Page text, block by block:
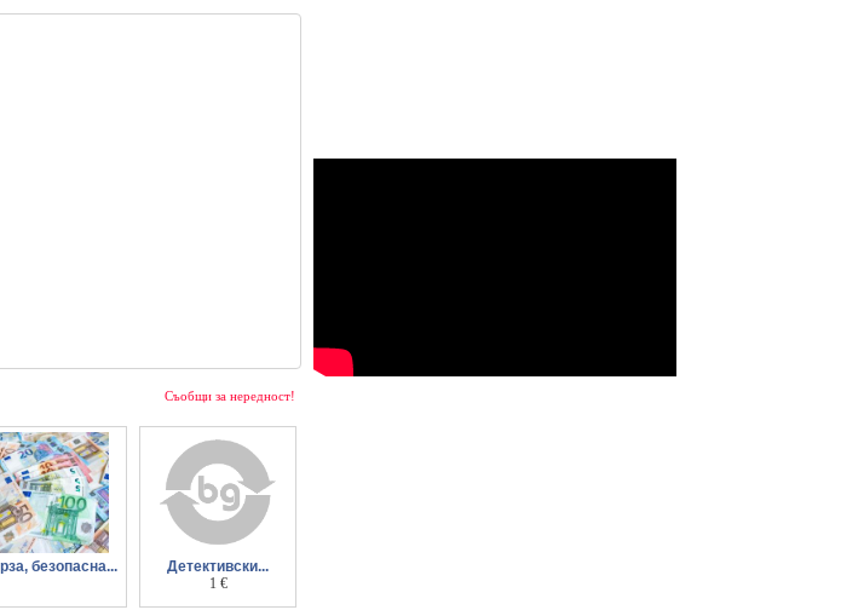
Съобщи за нередност!
безопасна...
Детективски...
услуги София
1 €